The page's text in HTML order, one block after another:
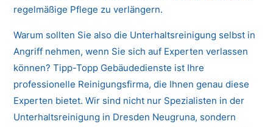
regelmäßige Pflege zu verlängern.
Warum sollten Sie also die Unterhaltsreinigung selbst in
Angriff nehmen, wenn Sie sich auf Experten verlassen
können? Tipp-Topp Gebäudedienste ist Ihre
professionelle Reinigungsfirma, die Ihnen genau diese
Experten bietet. Wir sind nicht nur Spezialisten in der
Unterhaltsreinigung in Dresden Neugruna, sondern